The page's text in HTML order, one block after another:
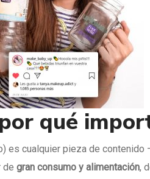
qué
es cualquier pieza de
de gran consumo y alimentación,